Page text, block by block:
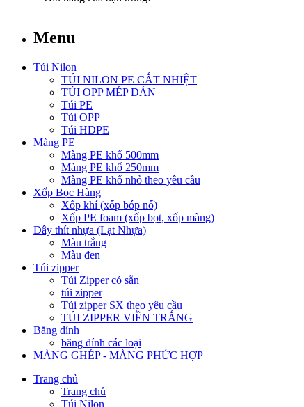
Menu
Túi Nilon
TÚI NILON PE CẮT NHIỆT
TÚI OPP MÉP DÁN
Túi PE
Túi OPP
Túi HDPE
Màng PE
Màng PE khổ 500mm
Màng PE khổ 250mm
Màng PE khổ nhỏ theo yêu cầu
Xốp Bọc Hàng
Xốp khí (xốp bóp nổ)
Xốp PE foam (xốp bọt, xốp màng)
Dây thít nhựa (Lạt Nhựa)
Màu trắng
Màu đen
Túi zipper
Túi Zipper có sẵn
túi zipper
Túi zipper SX theo yêu cầu
TÚI ZIPPER VIỀN TRẮNG
Băng dính
băng dính các loại
MÀNG GHÉP - MÀNG PHỨC HỢP
Trang chủ
Trang chủ
Túi Nilon